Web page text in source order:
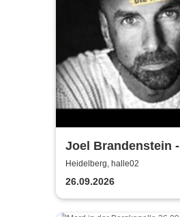
Joel Brandenstein -
Emotionen II Tour
Heidelberg, halle02
26.09.2026